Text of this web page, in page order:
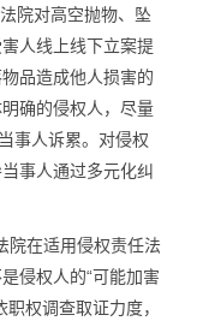
院对高空抛物、坠
人线上线下立案提
品造成他人损害的
确的侵权人，尽量
事人诉累。对侵权
事人通过多元化纠
院在适用侵权责任法
侵权人的“可能加害
权调查取证力度，